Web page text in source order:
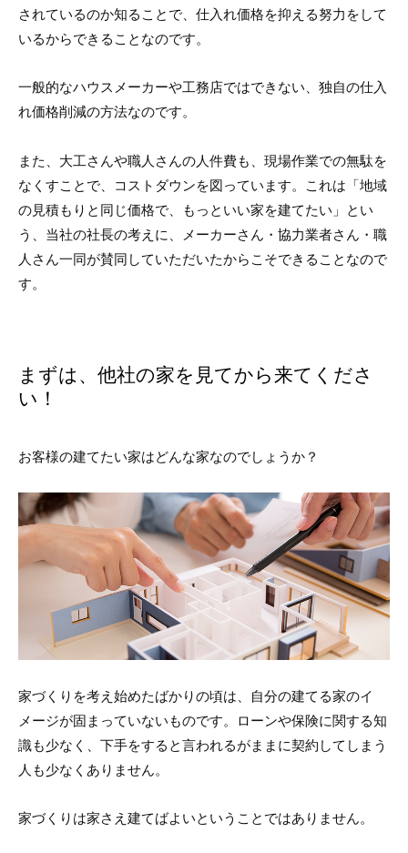
されているのか知ることで、仕入れ価格を抑える努力をして
いるからできることなのです。
一般的なハウスメーカーや工務店ではできない、独自の仕入
れ価格削減の方法なのです。
また、大工さんや職人さんの人件費も、現場作業での無駄を
なくすことで、コストダウンを図っています。これは「地域
の見積もりと同じ価格で、もっといい家を建てたい」とい
う、当社の社長の考えに、メーカーさん・協力業者さん・職
人さん一同が賛同していただいたからこそできることなので
す。
まずは、他社の家を見てから来てくださ
い！
お客様の建てたい家はどんな家なのでしょうか？
家づくりを考え始めたばかりの頃は、自分の建てる家のイ
メージが固まっていないものです。ローンや保険に関する知
識も少なく、下手をすると言われるがままに契約してしまう
人も少なくありません。
家づくりは家さえ建てばよいということではありません。